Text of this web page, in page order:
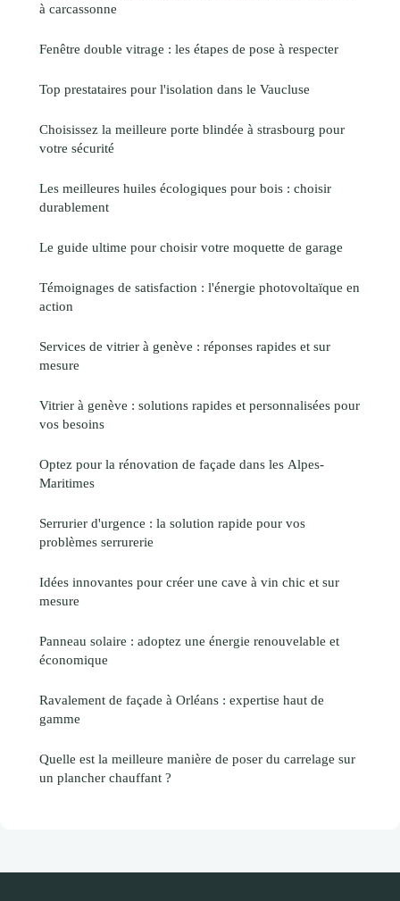
à carcassonne
Fenêtre double vitrage : les étapes de pose à respecter
Top prestataires pour l'isolation dans le Vaucluse
Choisissez la meilleure porte blindée à strasbourg pour
votre sécurité
Les meilleures huiles écologiques pour bois : choisir
durablement
Le guide ultime pour choisir votre moquette de garage
Témoignages de satisfaction : l'énergie photovoltaïque en
action
Services de vitrier à genève : réponses rapides et sur
mesure
Vitrier à genève : solutions rapides et personnalisées pour
vos besoins
Optez pour la rénovation de façade dans les Alpes-
Maritimes
Serrurier d'urgence : la solution rapide pour vos
problèmes serrurerie
Idées innovantes pour créer une cave à vin chic et sur
mesure
Panneau solaire : adoptez une énergie renouvelable et
économique
Ravalement de façade à Orléans : expertise haut de
gamme
Quelle est la meilleure manière de poser du carrelage sur
un plancher chauffant ?